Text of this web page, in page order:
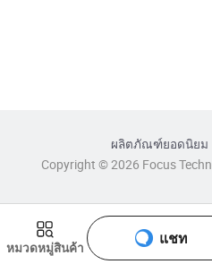
หมวดหมู่สินค้า
แชท
ผลิตภัณฑ์ยอดนิยม
Copyright © 2026 Focus